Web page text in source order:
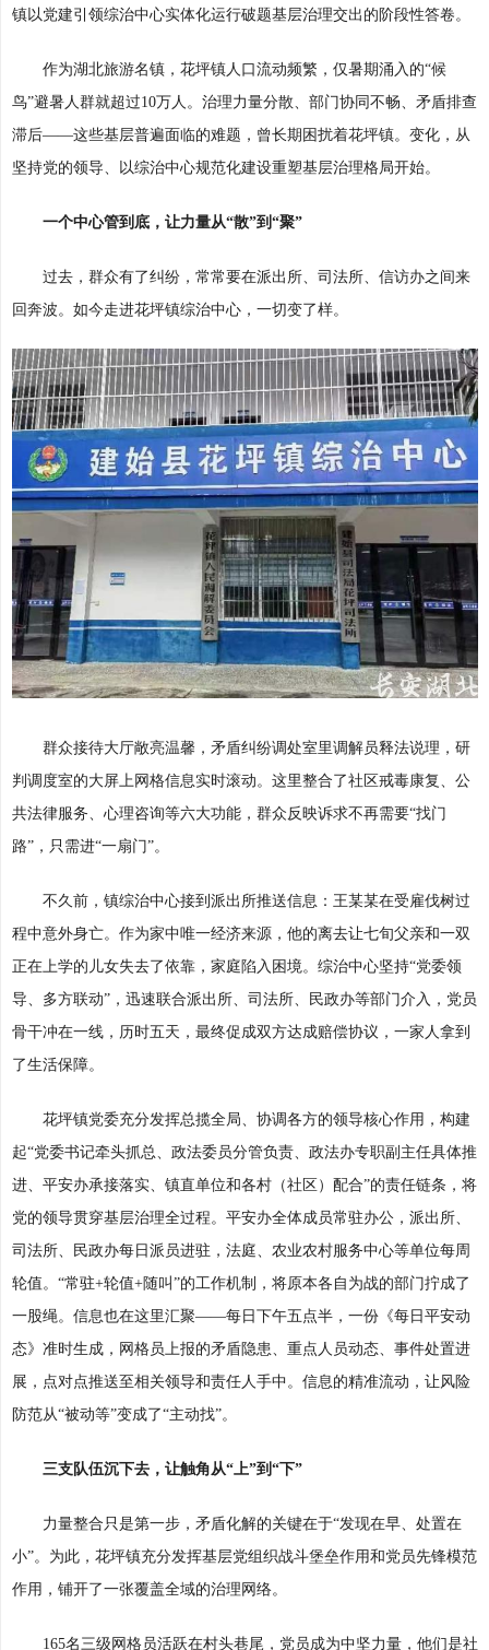
镇以党建引领综治中心实体化运行破题基层治理交出的阶段性答卷。
作为湖北旅游名镇，花坪镇人口流动频繁，仅暑期涌入的“候
鸟”避暑人群就超过10万人。治理力量分散、部门协同不畅、矛盾排查
滞后——这些基层普遍面临的难题，曾长期困扰着花坪镇。变化，从
坚持党的领导、以综治中心规范化建设重塑基层治理格局开始。
一个中心管到底，让力量从“散”到“聚”
过去，群众有了纠纷，常常要在派出所、司法所、信访办之间来
回奔波。如今走进花坪镇综治中心，一切变了样。
群众接待大厅敞亮温馨，矛盾纠纷调处室里调解员释法说理，研
判调度室的大屏上网格信息实时滚动。这里整合了社区戒毒康复、公
共法律服务、心理咨询等六大功能，群众反映诉求不再需要“找门
路”，只需进“一扇门”。
不久前，镇综治中心接到派出所推送信息：王某某在受雇伐树过
程中意外身亡。作为家中唯一经济来源，他的离去让七旬父亲和一双
正在上学的儿女失去了依靠，家庭陷入困境。综治中心坚持“党委领
导、多方联动”，迅速联合派出所、司法所、民政办等部门介入，党员
骨干冲在一线，历时五天，最终促成双方达成赔偿协议，一家人拿到
了生活保障。
花坪镇党委充分发挥总揽全局、协调各方的领导核心作用，构建
起“党委书记牵头抓总、政法委员分管负责、政法办专职副主任具体推
进、平安办承接落实、镇直单位和各村（社区）配合”的责任链条，将
党的领导贯穿基层治理全过程。平安办全体成员常驻办公，派出所、
司法所、民政办每日派员进驻，法庭、农业农村服务中心等单位每周
轮值。“常驻+轮值+随叫”的工作机制，将原本各自为战的部门拧成了
一股绳。信息也在这里汇聚——每日下午五点半，一份《每日平安动
态》准时生成，网格员上报的矛盾隐患、重点人员动态、事件处置进
展，点对点推送至相关领导和责任人手中。信息的精准流动，让风险
防范从“被动等”变成了“主动找”。
三支队伍沉下去，让触角从“上”到“下”
力量整合只是第一步，矛盾化解的关键在于“发现在早、处置在
小”。为此，花坪镇充分发挥基层党组织战斗堡垒作用和党员先锋模范
作用，铺开了一张覆盖全域的治理网络。
165名三级网格员活跃在村头巷尾，党员成为中坚力量，他们是社